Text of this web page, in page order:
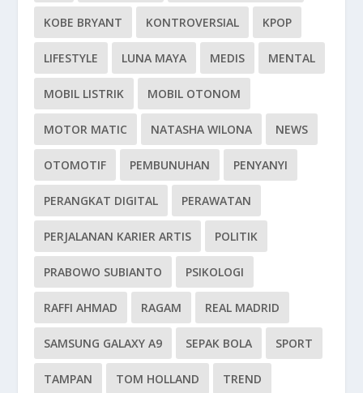
KOBE BRYANT KONTROVERSIAL KPOP
LIFESTYLE LUNA MAYA MEDIS MENTAL
MOBIL LISTRIK MOBIL OTONOM
MOTOR MATIC NATASHA WILONA NEWS
OTOMOTIF PEMBUNUHAN PENYANYI
PERANGKAT DIGITAL PERAWATAN
PERJALANAN KARIER ARTIS POLITIK
PRABOWO SUBIANTO PSIKOLOGI
RAFFI AHMAD RAGAM REAL MADRID
SAMSUNG GALAXY A9 SEPAK BOLA SPORT
TAMPAN TOM HOLLAND TREND